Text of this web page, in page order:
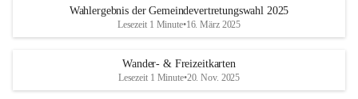
Wahlergebnis der Gemeindevertretungswahl 2025
Lesezeit 1 Minute•16. März 2025
Wander- & Freizeitkarten
Lesezeit 1 Minute•20. Nov. 2025